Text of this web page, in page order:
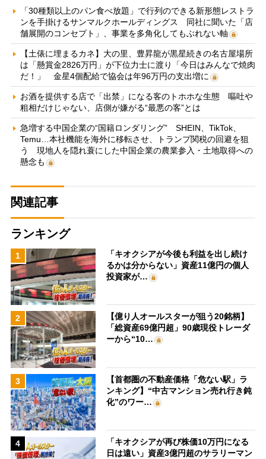
「30種類以上のパン食べ放題」で行列のできる新形態レストラ
ンを手掛けるサンマルクホールディングス 同社に聞いた「店
舗展開のコンセプト」、事業を多角化してもぶれない軸
【土俵に埋まるカネ】大の里、豊昇龍が黒星続きの名古屋場所
は「懸賞金2826万円」が下位力士に渡り「今日はみんなで焼肉
だ！」 金星4個配給で協会は年96万円の支出増に
お酒を提供する店で「出禁」になる客のトホホな生態 嘔吐や
粗相だけじゃない、店側が嫌がる“最悪の客”とは
急増する中国企業の“国籍ロンダリング” SHEIN、TikTok、
Temu…本社機能を海外に移転させ、トランプ関税の回避を狙
う 現地人を隠れ蓑にした中国企業の農業参入・土地取得への
懸念も
関連記事
ランキング
1
「キオクシアが今後も利益を出し続け
るかは分からない」資産11億円の個人
投資家が…
2
【億り人オールスターが狙う20銘柄】
「総資産69億円超」90歳現役トレーダ
ーから“10…
3
【首都圏の不動産価格「危ない駅」ラ
ンキング】“中古マンション売れ行き鈍
化”のワー…
4
「キオクシアが再び株価10万円になる
日は遠い」資産3億円超のサラリーマン